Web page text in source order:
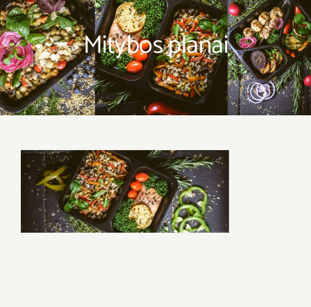
Mitybos planai
Dovanų kuponas
Savaitės meniu
Skaičiuoklė
Naujienos
Mitybos planai